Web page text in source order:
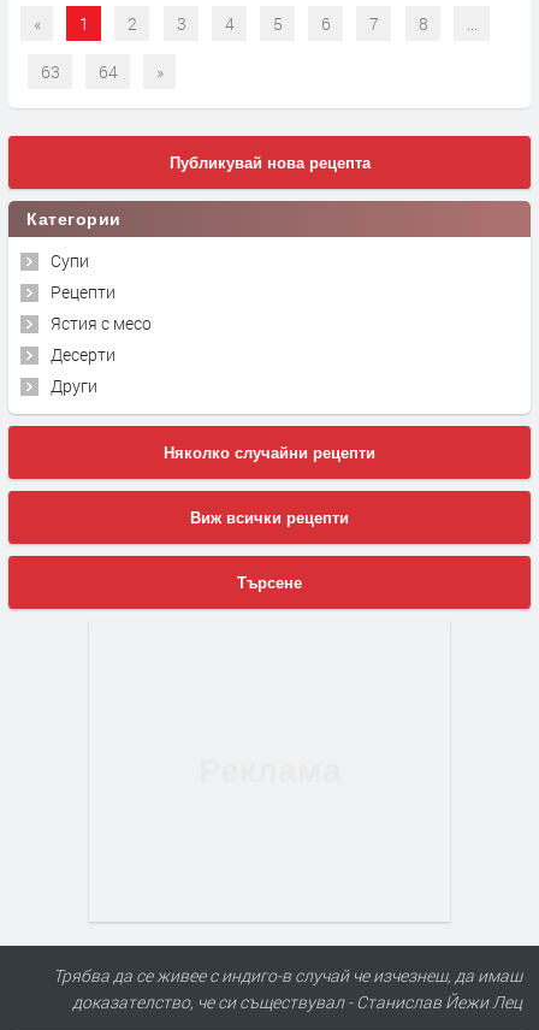
« 1 2 3 4 5 6 7 8 ...
63 64 »
Публикувай нова рецепта
Категории
Супи
Рецепти
Ястия с месо
Десерти
Други
Няколко случайни рецепти
Виж всички рецепти
Търсене
Трябва да се живее с индиго-в случай че изчезнеш, да имаш
доказателство, че си съществувал - Станислав Йежи Лец
Търсим работник за работа в
разсадник